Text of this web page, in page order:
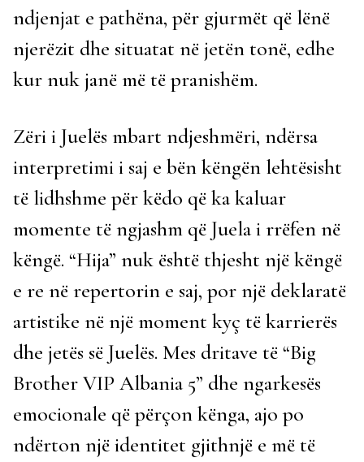
ndjenjat e pathëna, për gjurmët që lënë
njerëzit dhe situatat në jetën tonë, edhe
kur nuk janë më të pranishëm.
Zëri i Juelës mbart ndjeshmëri, ndërsa
interpretimi i saj e bën këngën lehtësisht
të lidhshme për këdo që ka kaluar
momente të ngjashm që Juela i rrëfen në
këngë. “Hija” nuk është thjesht një këngë
e re në repertorin e saj, por një deklaratë
artistike në një moment kyç të karrierës
dhe jetës së Juelës. Mes dritave të “Big
Brother VIP Albania 5” dhe ngarkesës
emocionale që përçon kënga, ajo po
ndërton një identitet gjithnjë e më të